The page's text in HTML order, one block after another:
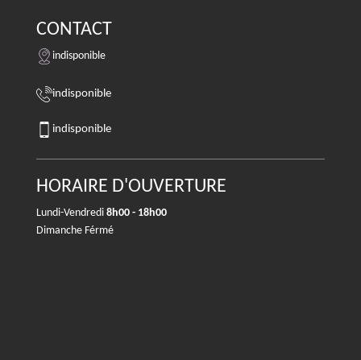
CONTACT
indisponible
indisponible
indisponible
HORAIRE D'OUVERTURE
Lundi-Vendredi 8h00 - 18h00
Dimanche Férmé